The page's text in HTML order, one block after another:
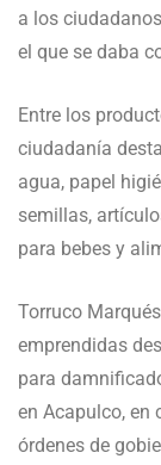
a los
el que se daba
Entre los
ciudadanía
agua, papel
semillas,
para bebes y
Torruco
emprendidas
para
en Acapulco, en
órdenes de